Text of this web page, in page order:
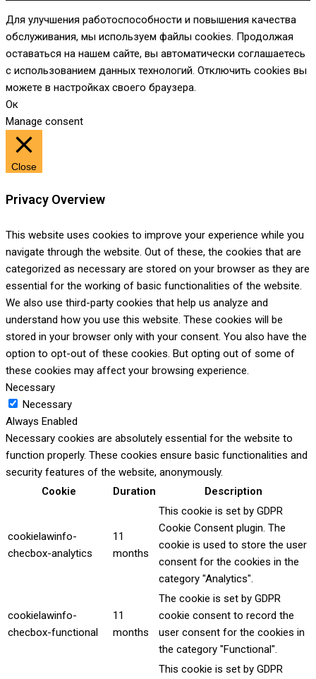
Для улучшения работоспособности и повышения качества
обслуживания, мы используем файлы cookies. Продолжая
оставаться на нашем сайте, вы автоматически соглашаетесь
с использованием данных технологий. Отключить cookies вы
можете в настройках своего браузера.
Ок
Manage consent
Close
Privacy Overview
This website uses cookies to improve your experience while you
navigate through the website. Out of these, the cookies that are
categorized as necessary are stored on your browser as they are
essential for the working of basic functionalities of the website.
We also use third-party cookies that help us analyze and
understand how you use this website. These cookies will be
stored in your browser only with your consent. You also have the
option to opt-out of these cookies. But opting out of some of
these cookies may affect your browsing experience.
Necessary
Necessary
Always Enabled
Necessary cookies are absolutely essential for the website to
function properly. These cookies ensure basic functionalities and
security features of the website, anonymously.
Cookie
Duration Description
cookielawinfo-
checbox-analytics
11
months
This cookie is set by GDPR
Cookie Consent plugin. The
cookie is used to store the user
consent for the cookies in the
category "Analytics".
cookielawinfo-
checbox-functional
11
months
The cookie is set by GDPR
cookie consent to record the
user consent for the cookies in
the category "Functional".
This cookie is set by GDPR